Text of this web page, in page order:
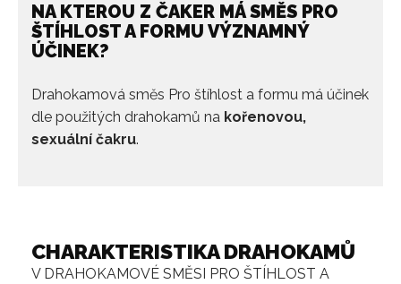
NA KTEROU Z ČAKER MÁ SMĚS PRO
ŠTÍHLOST A FORMU VÝZNAMNÝ
ÚČINEK?
Drahokamová směs Pro štíhlost a formu má účinek
dle použitých drahokamů na kořenovou,
sexuální čakru.
CHARAKTERISTIKA DRAHOKAMŮ
V DRAHOKAMOVÉ SMĚSI PRO ŠTÍHLOST A